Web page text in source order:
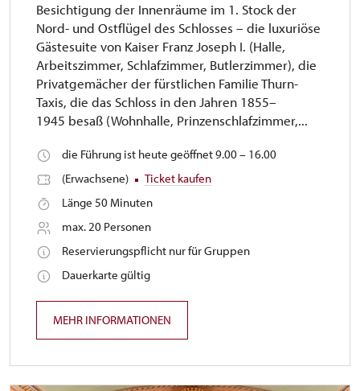
Besichtigung der Innenräume im 1. Stock der
Nord- und Ostflügel des Schlosses – die luxuriöse
Gästesuite von Kaiser Franz Joseph I. (Halle,
Arbeitszimmer, Schlafzimmer, Butlerzimmer), die
Privatgemächer der fürstlichen Familie Thurn-
Taxis, die das Schloss in den Jahren 1855–
1945 besaß (Wohnhalle, Prinzenschlafzimmer,...
die Führung ist heute geöffnet 9.00 – 16.00
(Erwachsene)
Ticket kaufen
Länge 50 Minuten
max. 20 Personen
Reservierungspflicht nur für Gruppen
Dauerkarte gültig
MEHR INFORMATIONEN